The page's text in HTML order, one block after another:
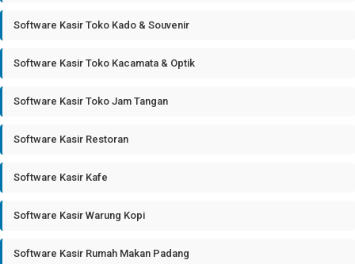
Software Kasir Toko Kado & Souvenir
Software Kasir Toko Kacamata & Optik
Software Kasir Toko Jam Tangan
Software Kasir Restoran
Software Kasir Kafe
Software Kasir Warung Kopi
Software Kasir Rumah Makan Padang